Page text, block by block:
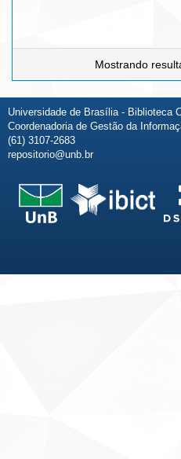
Mostrando
Universidade de Brasília - Biblioteca
Coordenadoria de Gestão da
(61) 3107-2683
repositorio@unb.br